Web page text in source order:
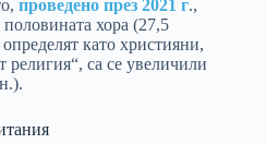
проведено през 2021 г.,
хора (27,5
като християни,
религия“, са се увеличили